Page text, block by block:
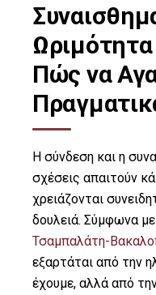
Ωριμότητα
Πώς να
Η σύνδεση και η
σχέσεις απαιτούν
χρειάζονται
δουλειά. Σύμφωνα
Τσαμπαλάτη-
εξαρτάται από την
έχουμε, αλλά από